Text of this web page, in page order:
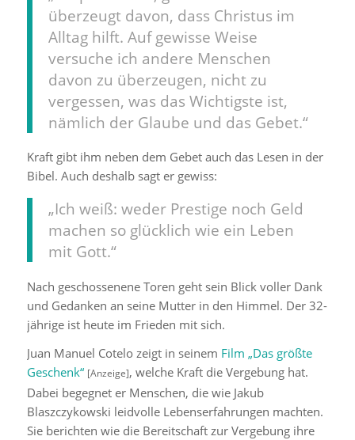
überzeugt davon, dass Christus im
Alltag hilft. Auf gewisse Weise
versuche ich andere Menschen
davon zu überzeugen, nicht zu
vergessen, was das Wichtigste ist,
nämlich der Glaube und das Gebet.“
Kraft gibt ihm neben dem Gebet auch das Lesen in der
Bibel. Auch deshalb sagt er gewiss:
„Ich weiß: weder Prestige noch Geld
machen so glücklich wie ein Leben
mit Gott.“
Nach geschossenene Toren geht sein Blick voller Dank
und Gedanken an seine Mutter in den Himmel. Der 32-
jährige ist heute im Frieden mit sich.
Juan Manuel Cotelo zeigt in seinem Film „Das größte
Geschenk“ [Anzeige], welche Kraft die Vergebung hat.
Dabei begegnet er Menschen, die wie Jakub
Blaszczykowski leidvolle Lebenserfahrungen machten.
Sie berichten wie die Bereitschaft zur Vergebung ihre